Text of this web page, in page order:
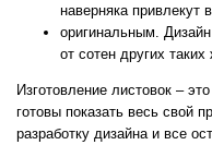
наверняка привлекут
оригинальным.
от сотен других таких
Изготовление листовок –
готовы показать весь свой
разработку дизайна и все